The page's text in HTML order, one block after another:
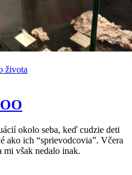
života
okolo seba, keď cudzie deti
ako ich “sprievodcovia”. Včera
mi však nedalo inak.